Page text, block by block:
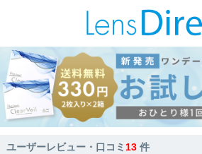
ユーザーレビュー・口コミ13 件